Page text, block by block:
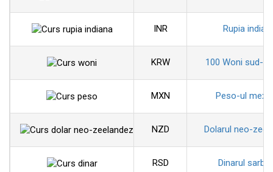
INR Rupia
KRW 100 Woni sud-
MXN Peso-ul
NZD Dolarul neo-
RSD Dinarul